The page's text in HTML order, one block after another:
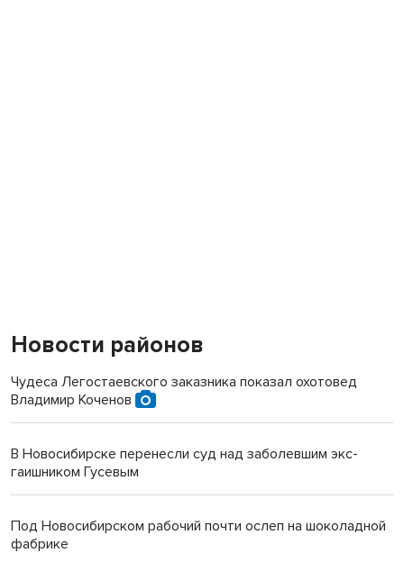
Новости районов
Чудеса Легостаевского заказника показал охотовед
Владимир Коченов
В Новосибирске перенесли суд над заболевшим экс-
гаишником Гусевым
Под Новосибирском рабочий почти ослеп на шоколадной
фабрике